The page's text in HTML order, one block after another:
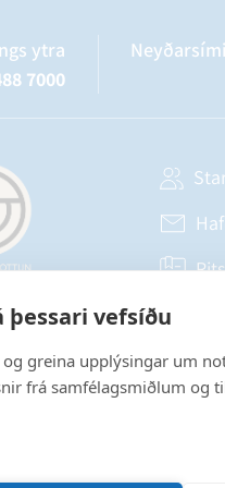
vefsíðu
greina upplýsingar um
frá samfélagsmiðlum og
ytra
7000